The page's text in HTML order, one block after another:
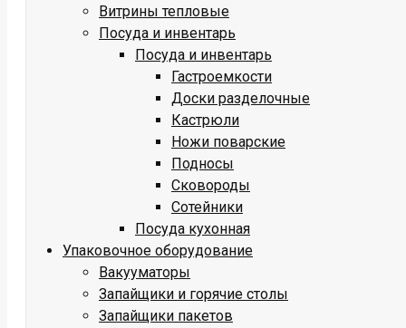
Витрины тепловые
Посуда и инвентарь
Посуда и инвентарь
Гастроемкости
Доски разделочные
Кастрюли
Ножи поварские
Подносы
Сковороды
Сотейники
Посуда кухонная
Упаковочное оборудование
Вакууматоры
Запайщики и горячие столы
Запайщики пакетов